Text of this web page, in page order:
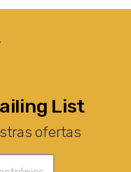
List
ofertas